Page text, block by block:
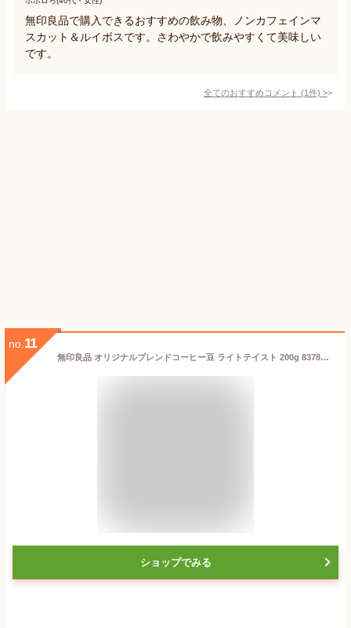
無印良品で購入できるおすすめの飲み物、ノンカフェインマ
スカット＆ルイボスです。さわやかで飲みやすくて美味しい
です。
全てのおすすめコメント (1件) >
no. 11
無印良品 オリジナルブレンドコーヒー豆 ライトテイスト 200g 83782030
ショップでみる